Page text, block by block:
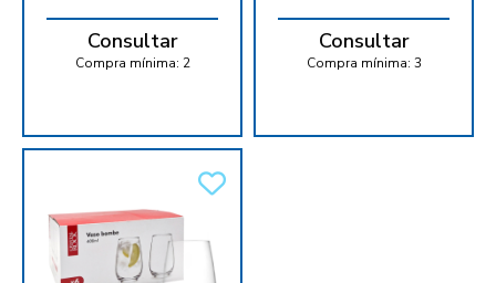
Consultar
Compra mínima: 2
Consultar
Compra mínima: 3